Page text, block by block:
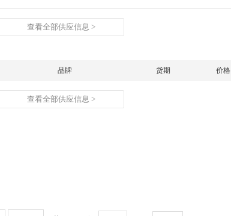
查看全部供应信息 >
品牌 货期 价格
查看全部供应信息 >